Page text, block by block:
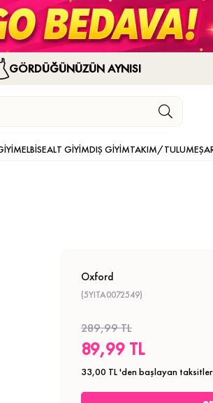
GÖRDÜĞÜNÜZÜN AYNISI
ELBİSEALT GİYİMDIŞ GİYİMTAKIM/TULUM
Oxford
(5YITA0072549)
289,99 TL
89,99 TL
33,00 TL'den başlayan